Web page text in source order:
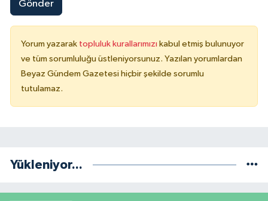
Gönder
Yorum yazarak topluluk kurallarımızı kabul etmiş bulunuyor
ve tüm sorumluluğu üstleniyorsunuz. Yazılan yorumlardan
Beyaz Gündem Gazetesi hiçbir şekilde sorumlu
tutulamaz.
Yükleniyor...